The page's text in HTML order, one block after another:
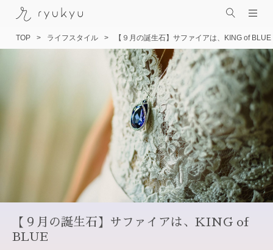
TOP ライフスタイル 【９月の誕生石】サファイアは、KING of BLUE
【９月の誕生石】サファイアは、KING of
BLUE